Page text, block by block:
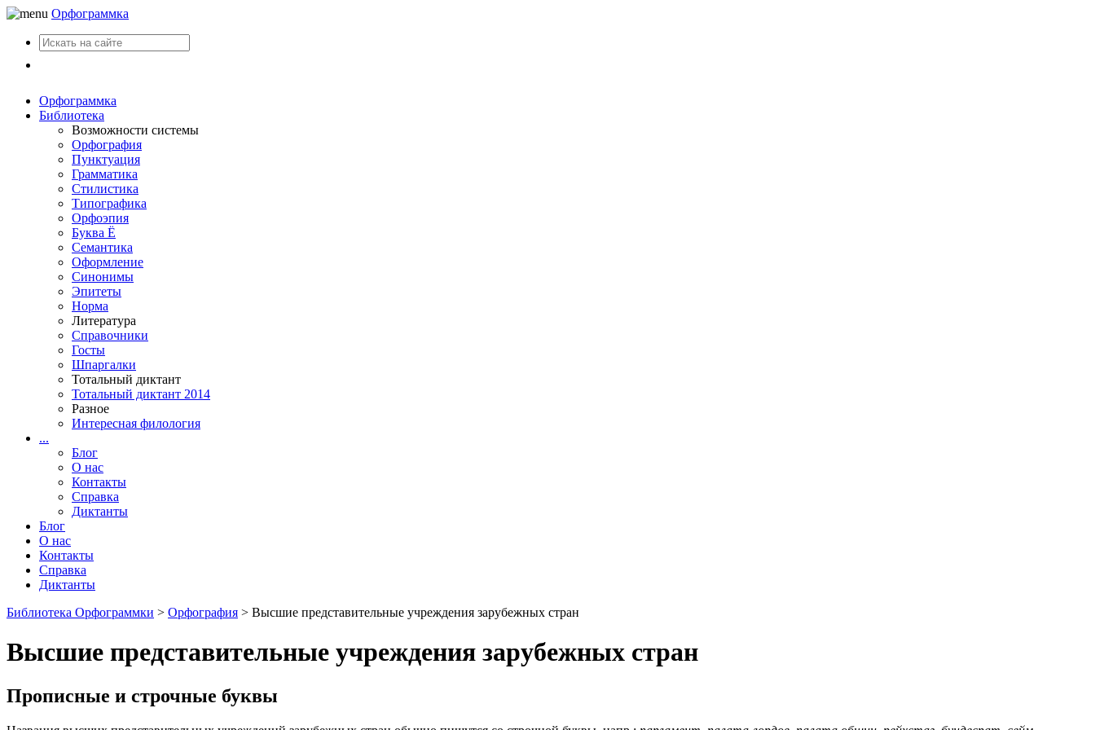
Орфограммка
Орфограммка
Библиотека
Возможности системы
Орфография
Пунктуация
Грамматика
Стилистика
Типографика
Орфоэпия
Буква Ё
Семантика
Оформление
Синонимы
Эпитеты
Норма
Литература
Справочники
Госты
Шпаргалки
Тотальный диктант
Тотальный диктант 2014
Разное
Интересная филология
...
Блог
О нас
Контакты
Справка
Диктанты
Блог
О нас
Контакты
Справка
Диктанты
Библиотека Орфограммки > Орфография > Высшие представительные учреждения зарубежных стран
Высшие представительные учреждения зарубежных стран
Прописные и строчные буквы